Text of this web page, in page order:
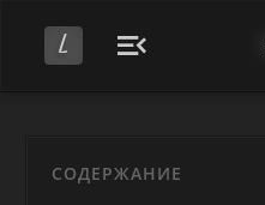
СОДЕРЖАНИЕ